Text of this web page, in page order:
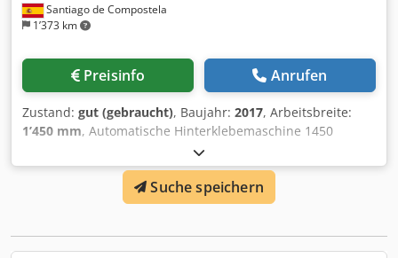
Santiago de Compostela
1’373 km
Preisinfo Anrufen
Zustand: gut (gebraucht), Baujahr: 2017, Arbeitsbreite:
1’450 mm, Automatische Hinterklebemaschine 1450
Automatischer Bogenanleger Dedpfjurivvox Abtjck
Automatischer Kartonanleger Automatisches Register mit
Servomotor Ausgabe Gummituch
Suche speichern